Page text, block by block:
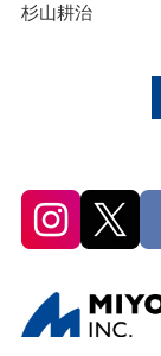
杉山耕治